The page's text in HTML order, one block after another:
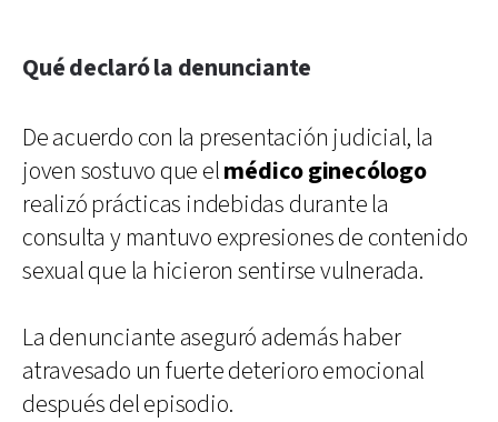
Qué declaró la denunciante
De acuerdo con la presentación judicial, la
joven sostuvo que elmédico ginecólogo
realizó prácticas indebidas durante la
consulta y mantuvo expresiones de contenido
sexual que la hicieron sentirse vulnerada.
La denunciante aseguró además haber
atravesado un fuerte deterioro emocional
después del episodio.